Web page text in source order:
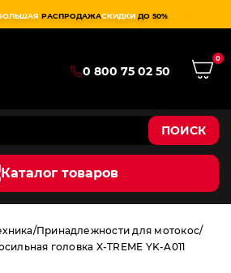
РАСПРОДАЖАСКИДКИ ДО 50%
0 800 75 02 50
0
ПОИСК
Каталог товаров
Принадлежности для мотокос
головка X-TREME YK-A011